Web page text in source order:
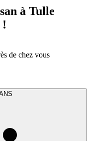
à Tulle
!
de chez vous